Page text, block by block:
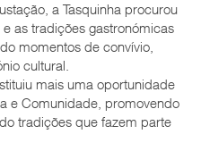
a Tasquinha procurou
as tradições gastronómicas
momentos de convívio,
cultural.
mais uma oportunidade
e Comunidade, promovendo
tradições que fazem parte